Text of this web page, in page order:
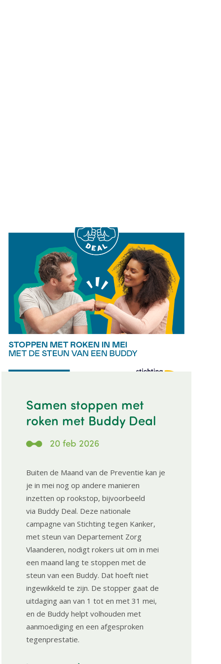
Image
Samen stoppen met
roken met Buddy Deal
20 feb 2026
Buiten de Maand van de Preventie kan je
je in mei nog op andere manieren
inzetten op rookstop, bijvoorbeeld
via Buddy Deal. Deze nationale
campagne van Stichting tegen Kanker,
met steun van Departement Zorg
Vlaanderen, nodigt rokers uit om in mei
een maand lang te stoppen met de
steun van een Buddy. Dat hoeft niet
ingewikkeld te zijn. De stopper gaat de
uitdaging aan van 1 tot en met 31 mei,
en de Buddy helpt volhouden met
aanmoediging en een afgesproken
tegenprestatie.